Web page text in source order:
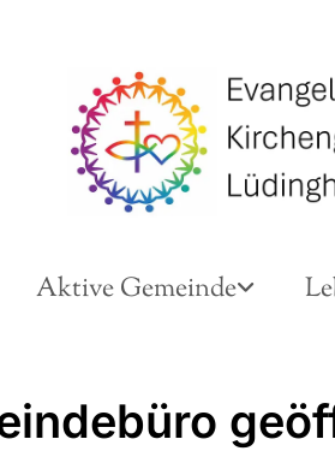
Aktive Gemeinde